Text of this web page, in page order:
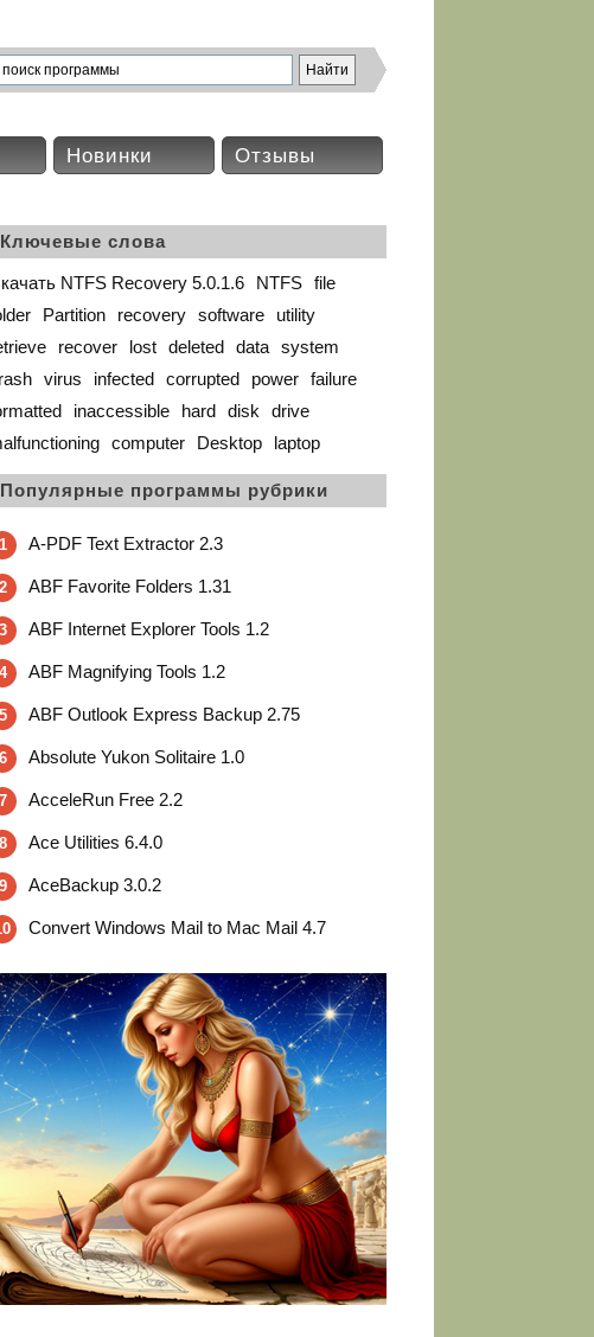
Новинки Отзывы
Ключевые слова
NTFS Recovery 5.0.1.6 NTFS file
Partition recovery software
utility
recover lost deleted data system
virus infected corrupted power failure
inaccessible hard disk
drive
computer Desktop laptop
Популярные программы рубрики
1 A-PDF Text Extractor 2.3
2 ABF Favorite Folders 1.31
3 ABF Internet Explorer Tools 1.2
4 ABF Magnifying Tools 1.2
5 ABF Outlook Express Backup 2.75
6 Absolute Yukon Solitaire 1.0
7 AcceleRun Free 2.2
8 Ace Utilities 6.4.0
9 AceBackup 3.0.2
Convert Windows Mail to Mac Mail 4.7